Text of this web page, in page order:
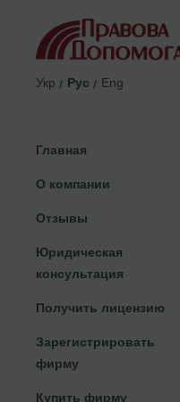
Укр Рус Eng
Главная
О компании
Отзывы
Юридическая
консультация
Получить лицензию
Зарегистрировать
фирму
Купить фирму